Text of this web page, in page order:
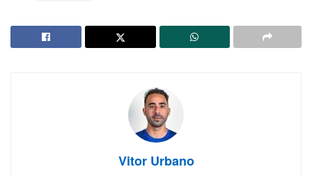
Vitor Urbano